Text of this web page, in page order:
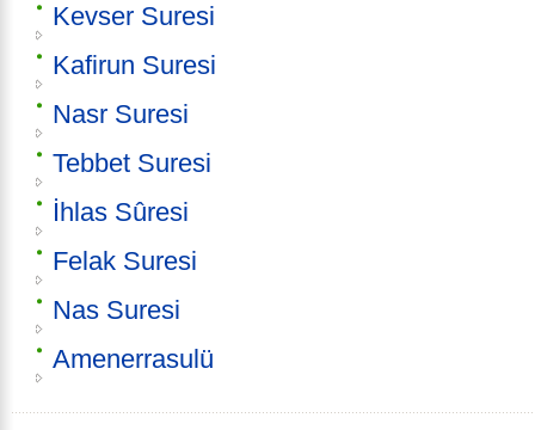
Kevser Suresi
Kafirun Suresi
Nasr Suresi
Tebbet Suresi
İhlas Sûresi
Felak Suresi
Nas Suresi
Amenerrasulü